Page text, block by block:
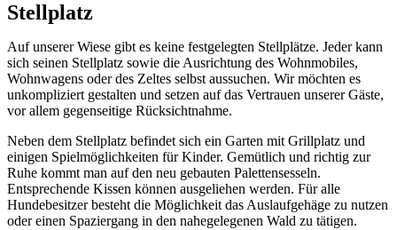
Stellplatz
Auf unserer Wiese gibt es keine festgelegten Stellplätze. Jeder kann
sich seinen Stellplatz sowie die Ausrichtung des Wohnmobiles,
Wohnwagens oder des Zeltes selbst aussuchen. Wir möchten es
unkompliziert gestalten und setzen auf das Vertrauen unserer Gäste,
vor allem gegenseitige Rücksichtnahme.
Neben dem Stellplatz befindet sich ein Garten mit Grillplatz und
einigen Spielmöglichkeiten für Kinder. Gemütlich und richtig zur
Ruhe kommt man auf den neu gebauten Palettensesseln.
Entsprechende Kissen können ausgeliehen werden. Für alle
Hundebesitzer besteht die Möglichkeit das Auslaufgehäge zu nutzen
oder einen Spaziergang in den nahegelegenen Wald zu tätigen.